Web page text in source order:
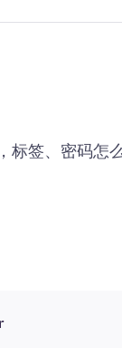
签、密码怎